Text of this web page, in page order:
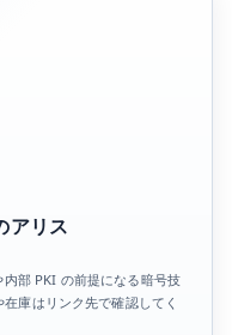
アリス
部 PKI の前提になる暗号技
庫はリンク先で確認してく